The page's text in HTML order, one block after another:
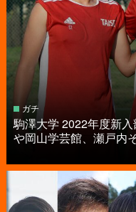
ガチ
駒澤大学 2022年度新
や岡山学芸館、瀬戸内